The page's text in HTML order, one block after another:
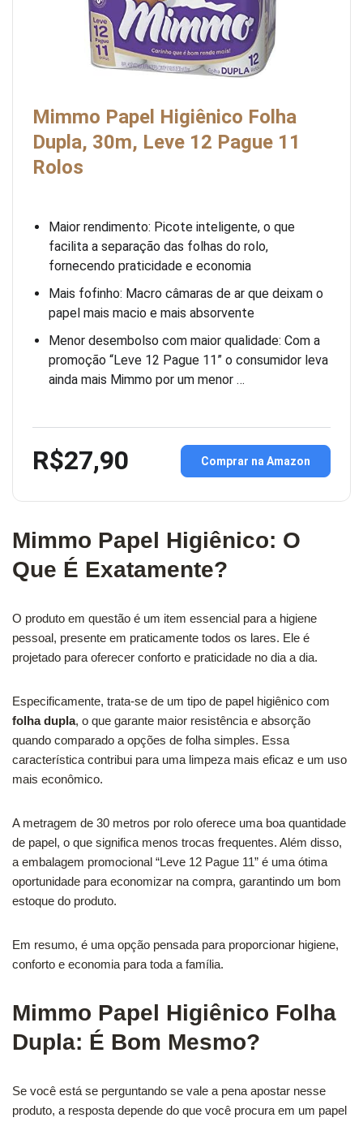
Mimmo Papel Higiênico Folha
Dupla, 30m, Leve 12 Pague 11
Rolos
Maior rendimento: Picote inteligente, o que
facilita a separação das folhas do rolo,
fornecendo praticidade e economia
Mais fofinho: Macro câmaras de ar que deixam o
papel mais macio e mais absorvente
Menor desembolso com maior qualidade: Com a
promoção “Leve 12 Pague 11” o consumidor leva
ainda mais Mimmo por um menor …
R$27,90 Comprar na Amazon
Mimmo Papel Higiênico: O
Que É Exatamente?
O produto em questão é um item essencial para a higiene
pessoal, presente em praticamente todos os lares. Ele é
projetado para oferecer conforto e praticidade no dia a dia.
Especificamente, trata-se de um tipo de papel higiênico com
folha dupla, o que garante maior resistência e absorção
quando comparado a opções de folha simples. Essa
característica contribui para uma limpeza mais eficaz e um uso
mais econômico.
A metragem de 30 metros por rolo oferece uma boa quantidade
de papel, o que significa menos trocas frequentes. Além disso,
a embalagem promocional “Leve 12 Pague 11” é uma ótima
oportunidade para economizar na compra, garantindo um bom
estoque do produto.
Em resumo, é uma opção pensada para proporcionar higiene,
conforto e economia para toda a família.
Mimmo Papel Higiênico Folha
Dupla: É Bom Mesmo?
Se você está se perguntando se vale a pena apostar nesse
produto, a resposta depende do que você procura em um papel